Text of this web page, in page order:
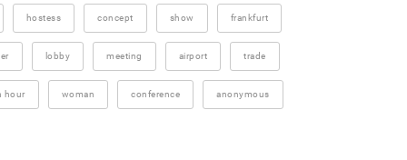
hostess concept show frankfurt
lobby meeting airport trade
hour woman conference anonymous